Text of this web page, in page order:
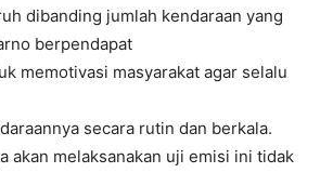
dibanding jumlah kendaraan yang
berpendapat
memotivasi masyarakat agar selalu
secara rutin dan berkala.
akan melaksanakan uji emisi ini tidak